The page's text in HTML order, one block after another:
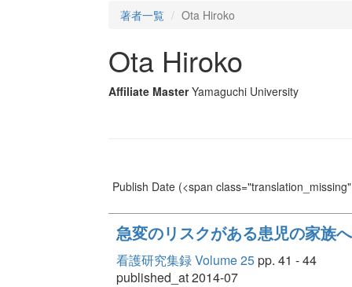
著者一覧 Ota Hiroko
Ota Hiroko
Affiliate Master Yamaguchi University
Publish Date(<span
急変のリスクがある患児の家族
看護研究集録 Volume 25pp. 41 - 44
published_at 2014-07